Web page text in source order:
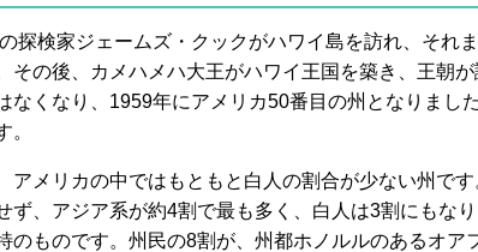
探検家ジェームズ・クックがハワイ島を訪れ、それ
その後、カメハメハ大王がハワイ王国を築き、王朝
なくなり、1959年にアメリカ50番目の州となりまし
。
アメリカの中ではもともと白人の割合が少ない州で
ず、アジア系が約4割で最も多く、白人は3割にもな
のものです。州民の8割が、州都ホノルルのあるオア